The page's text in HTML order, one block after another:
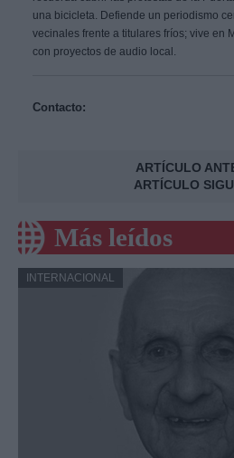
una bicicleta. Defiende un periodismo
vecinales frente a titulares fríos; vive en
con proyectos de audio local.
Contacto:
ARTÍCULO
ARTÍCULO
Más leídos
INTERNACIONAL